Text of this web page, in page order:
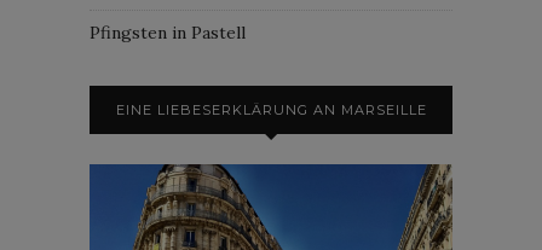
Pfingsten in Pastell
EINE LIEBESERKLÄRUNG AN MARSEILLE